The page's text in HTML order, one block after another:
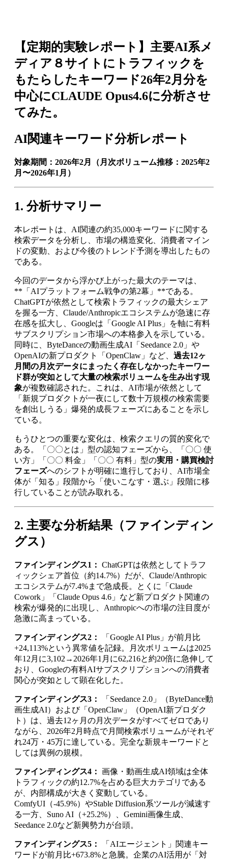
【定期的実験レポート】主要AI系メ
ディア８サイトにトラフィックを
もたらしたキーワード26年2月分を
中心にCLAUDE Opus4.6に分析させ
てみた。
AI関連キーワード分析レポート
対象期間：2026年2月（月次ボリューム推移：2025年2
月〜2026年1月）
1. 分析サマリー
本レポートは、AI関連の約35,000キーワードに関する
検索データを分析し、市場の構造変化、消費者マイン
ドの変動、および今後のトレンド予測を導出したもの
である。
今回のデータから浮かび上がった最大のテーマは、
**「AIプラットフォーム戦争の第2幕」**である。
ChatGPTが依然として検索トラフィックの最大シェア
を握る一方、Claude/Anthropicエコシステムが急速に存
在感を拡大し、Googleは「Google AI Plus」を軸に有料
サブスクリプション市場への本格参入を示している。
同時に、ByteDanceの動画生成AI「Seedance 2.0」や
OpenAIの新プロダクト「OpenClaw」など、 過去12ヶ
月間の月次データにまったく存在しなかったキーワー
ド群が突如として大量の検索ボリュームを生み出す現
象が複数確認された。これは、AI市場が依然として
「新規プロダクトが一夜にして数十万規模の検索需要
を創出しうる」爆発的成長フェーズにあることを示し
ている。
もうひとつの重要な変化は、検索クエリの質的変化で
ある。「〇〇とは」型の認知フェーズから、「〇〇 使
い方」「〇〇 料金」「〇〇 有料」型の実用・購買検討
フェーズへのシフトが明確に進行しており、AI市場全
体が「知る」段階から「使いこなす・選ぶ」段階に移
行していることが読み取れる。
2. 主要な分析結果（ファインディン
グス）
ファインディングス1： ChatGPTは依然としてトラフ
ィックシェア首位（約14.7%）だが、Claude/Anthropic
エコシステムが7.4%まで急成長。とくに「Claude
Cowork」「Claude Opus 4.6」など新プロダクト関連の
検索が爆発的に出現し、Anthropicへの市場の注目度が
急激に高まっている。
ファインディングス2：
「Google AI Plus」が前月比
+24,113%という異常値を記録。月次ボリュームは2025
年12月に3,102→2026年1月に62,216と約20倍に急伸して
おり、Googleの有料AIサブスクリプションへの消費者
関心が突如として顕在化した。
ファインディングス3：
「Seedance 2.0」（ByteDance動
画生成AI）および「OpenClaw」（OpenAI新プロダク
ト）は、過去12ヶ月の月次データがすべてゼロであり
ながら、2026年2月時点で月間検索ボリュームがそれぞ
れ24万・45万に達している。完全な新規キーワードと
しては異例の規模。
ファインディングス4： 画像・動画生成AI領域は全体
トラフィックの約12.7%を占める巨大カテゴリである
が、内部構成が大きく変動している。
ComfyUI（-45.9%）やStable Diffusion系ツールが減速す
る一方、Suno AI（+25.2%）、Gemini画像生成、
Seedance 2.0など新興勢力が台頭。
ファインディングス5：
「AIエージェント」関連キー
ワードが前月比+673.8%と急騰。企業のAI活用が「対